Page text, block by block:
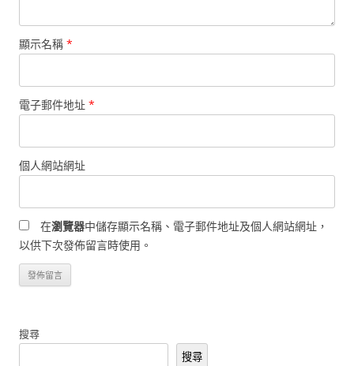
顯示名稱 *
電子郵件地址 *
個人網站網址
在瀏覽器中儲存顯示名稱、電子郵件地址及個人網站網址，
以供下次發佈留言時使用。
搜尋
搜尋